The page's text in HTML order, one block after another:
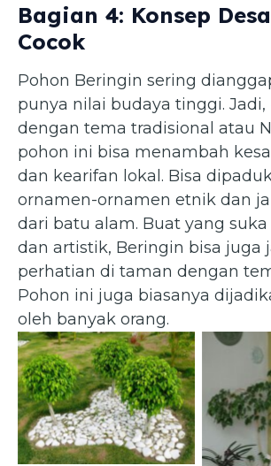
Bagian 4: Konsep
Cocok
Pohon Beringin sering
punya nilai budaya tinggi.
dengan tema tradisional atau
pohon ini bisa menambah
dan kearifan lokal. Bisa
ornamen-ornamen etnik dan
dari batu alam. Buat yang suka
dan artistik, Beringin bisa juga
perhatian di taman dengan
Pohon ini juga biasanya
oleh banyak orang.
Ficus benjamina — Pohon
Beringin
(publicdomainpictures via
pixabay)